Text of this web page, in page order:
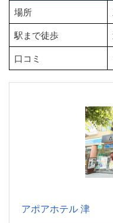
場所
駅まで徒歩
口コミ
アポアホテル 津